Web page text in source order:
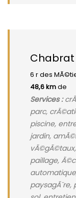
Chabrat
6 r des
48,6 kmde
Services :
parc,
piscine,
jardin,
paillage,